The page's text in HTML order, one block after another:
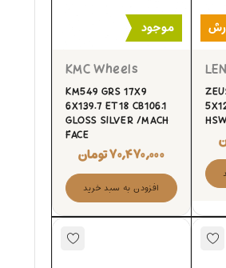
موجود
KMC Wheels
KM549 GRS 17X9
6X139.7 ET18 CB106.1
GLOSS SILVER /MACH
FACE
۷۰,۴۷۰,۰۰۰تومان
افزودن به سبد خرید